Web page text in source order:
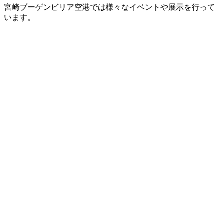
宮崎ブーゲンビリア空港では様々なイベントや展示を行って
います。